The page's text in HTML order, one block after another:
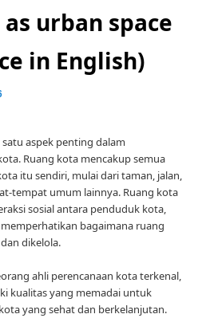
urban space
in English)
aspek penting dalam
Ruang kota mencakup semua
itu sendiri, mulai dari taman, jalan,
tempat umum lainnya. Ruang kota
sosial antara penduduk kota,
bagaimana ruang
dikelola.
ahli perencanaan kota terkenal,
kualitas yang memadai untuk
yang sehat dan berkelanjutan.